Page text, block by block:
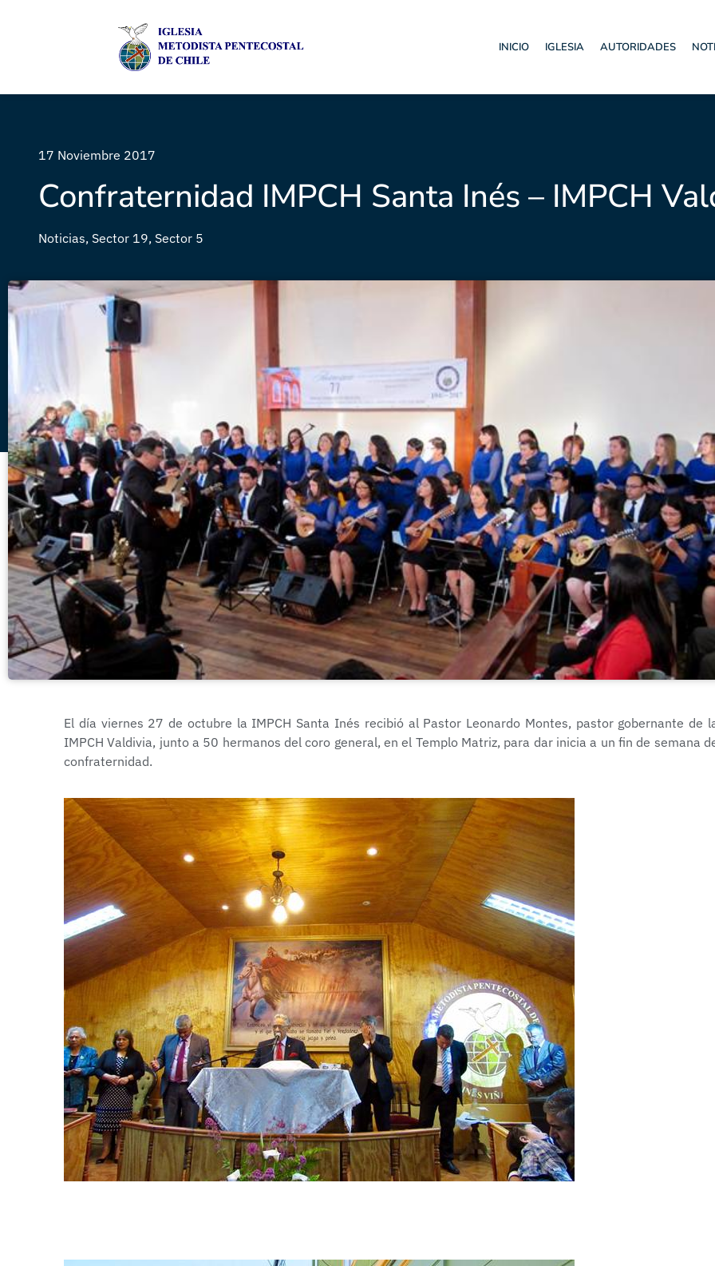
INICIO IGLESIA AUTORIDADES
17 Noviembre 2017
Confraternidad IMPCH Santa Inés – IMPCH
Noticias, Sector 19, Sector 5
El día viernes 27 de octubre la IMPCH Santa Inés recibió al Pastor Leonardo Montes, pastor gobernante de
IMPCH Valdivia, junto a 50 hermanos del coro general, en el Templo Matriz, para dar inicia a un fin de semana
confraternidad.